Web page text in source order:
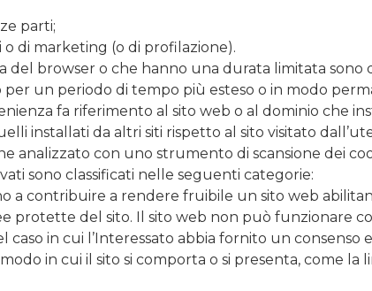
parti;
o di marketing (o di profilazione).
del browser o che hanno una durata limitata sono
un periodo di tempo più esteso o in modo
fa riferimento al sito web o al dominio che
installati da altri siti rispetto al sito visitato
analizzato con uno strumento di scansione dei
sono classificati nelle seguenti categorie:
a contribuire a rendere fruibile un sito web
protette del sito. Il sito web non può funzionare
caso in cui l’Interessato abbia fornito un consenso
in cui il sito si comporta o si presenta, come la